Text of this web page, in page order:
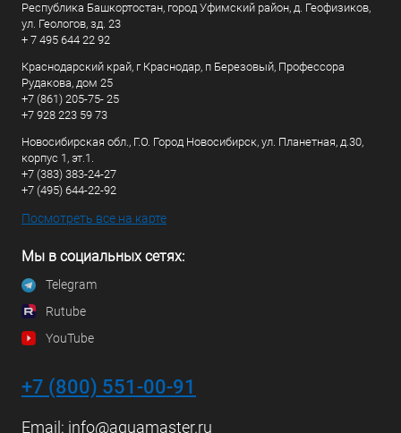
Республика Башкортостан, город Уфимский район, д. Геофизиков,
ул. Геологов, зд. 23
+ 7 495 644 22 92
Краснодарский край, г Краснодар, п Березовый, Профессора
Рудакова, дом 25
+7 (861) 205-75- 25
+7 928 223 59 73
Новосибирская обл., Г.О. Город Новосибирск, ул. Планетная, д.30,
корпус 1, эт.1.
+7 (383) 383-24-27
+7 (495) 644-22-92
Посмотреть все на карте
Мы в социальных сетях:
Telegram
Rutube
YouTube
+7 (800) 551-00-91
Email: info@aquamaster.ru